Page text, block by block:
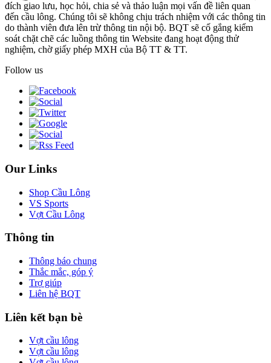
đích giao lưu, học hỏi, chia sẻ và thảo luận mọi vấn đề liên quan
đến cầu lông. Chúng tôi sẽ không chịu trách nhiệm với các thông tin
do thành viên đưa lên trừ thông tin nội bộ. BQT sẽ cố gắng kiểm
soát chặt chẽ các luồng thông tin Website đang hoạt động thử
nghiệm, chờ giấy phép MXH của Bộ TT & TT.
Follow us
Our Links
Shop Cầu Lông
VS Sports
Vợt Cầu Lông
Thông tin
Thông báo chung
Thắc mắc, góp ý
Trợ giúp
Liên hệ BQT
Liên kết bạn bè
Vợt cầu lông
Vợt cầu lông